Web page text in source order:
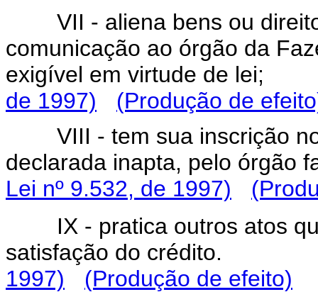
VII - aliena bens ou
comunicação ao órgão da
exigível em virtude
de 1997)
(Produção de
VIII - tem sua inscrição
declarada inapta, pelo
Lei nº 9.532, de 1997)
IX - pratica outros atos
satisfação do
1997)
(Produção de efeito)